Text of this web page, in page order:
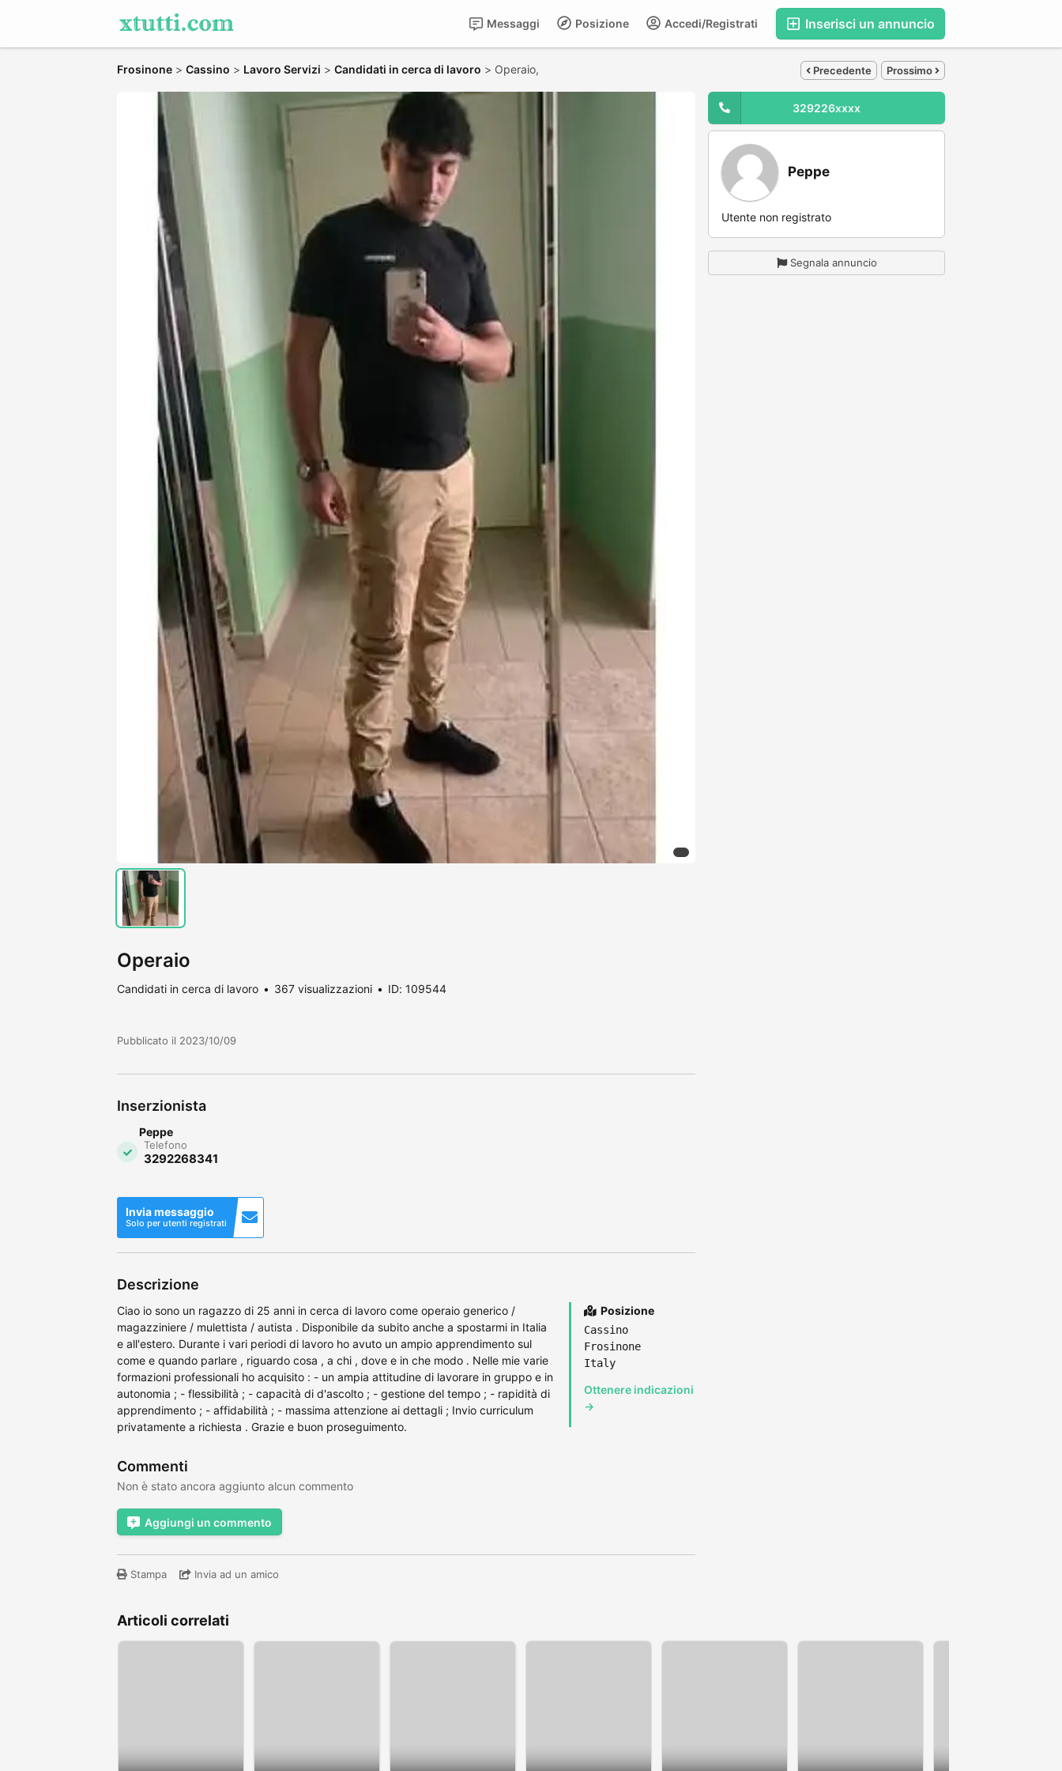
Inserisci un annuncio
Accedi/Registrati
Posizione
Messaggi
Frosinone > Cassino > Lavoro Servizi > Candidati in cerca di lavoro > Operaio, Precedente Prossimo
Operaio
Candidati in cerca di lavoro 367 visualizzazioni ID: 109544
Pubblicato il 2023/10/09
Inserzionista
Peppe
Telefono
3292268341
Invia messaggio
Solo per utenti registrati
Descrizione
Ciao io sono un ragazzo di 25 anni in cerca di lavoro come operaio generico /
magazziniere / mulettista / autista . Disponibile da subito anche a spostarmi in Italia
e all'estero. Durante i vari periodi di lavoro ho avuto un ampio apprendimento sul
come e quando parlare , riguardo cosa , a chi , dove e in che modo . Nelle mie varie
formazioni professionali ho acquisito : - un ampia attitudine di lavorare in gruppo e in
autonomia ; - flessibilità ; - capacità di d'ascolto ; - gestione del tempo ; - rapidità di
apprendimento ; - affidabilità ; - massima attenzione ai dettagli ; Invio curriculum
privatamente a richiesta . Grazie e buon proseguimento.
Posizione
Cassino
Frosinone
Italy
Ottenere indicazioni
→
Commenti
Non è stato ancora aggiunto alcun commento
Aggiungi un commento
Stampa Invia ad un amico
329226xxxx
Peppe
Utente non registrato
Segnala annuncio
Articoli correlati